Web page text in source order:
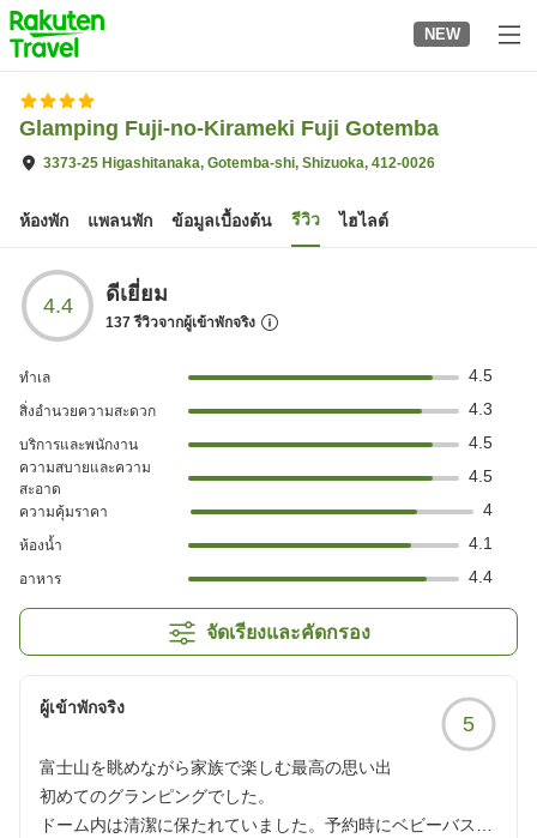
to
top
page
NEW
Glamping Fuji-no-Kirameki Fuji Gotemba
3373-25 Higashitanaka, Gotemba-shi, Shizuoka, 412-0026
ห้องพัก แพลนพัก ข้อมูลเบื้องต้น รีวิว ไฮไลต์
4.4 ดีเยี่ยม
137รีวิวจากผู้เข้าพักจริง
ทำเล 4.5
สิ่งอำนวยความสะดวก 4.3
บริการและพนักงาน 4.5
ความสบายและความ
สะอาด
4.5
ความคุ้มราคา 4
ห้องน้ำ 4.1
อาหาร 4.4
จัดเรียงและคัดกรอง
ผู้เข้าพักจริง
5
富士山を眺めながら家族で楽しむ最高の思い出
初めてのグランピングでした。
ドーム内は清潔に保たれていました。予約時にベビーバスや